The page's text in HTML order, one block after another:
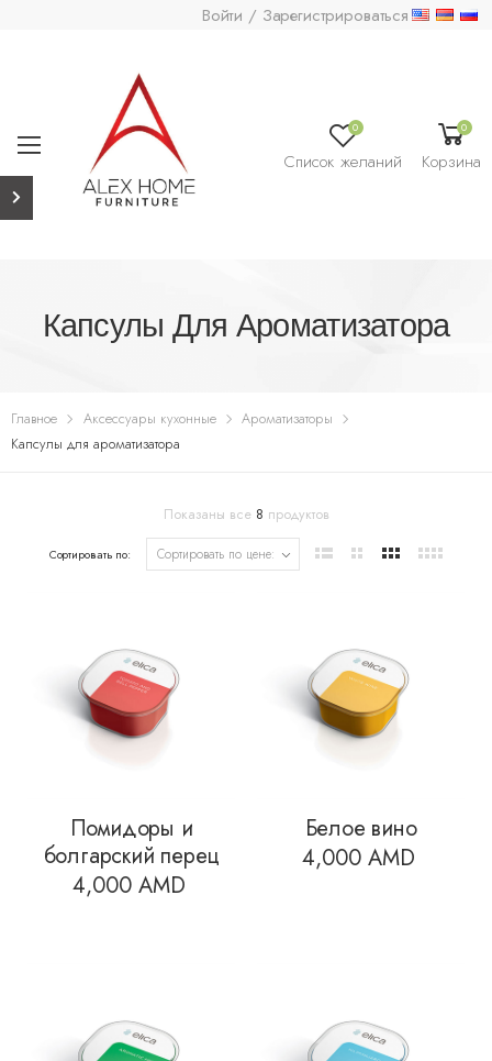
Войти / Зарегистрироваться
0
Список желаний
0
Корзина
Капсулы Для Ароматизатора
Главное Аксессуары кухонные
Ароматизаторы
Капсулы для ароматизатора
Показаны все 8 продуктов
Сортировать по:
Помидоры и
болгарский перец
4,000 AMD
Белое вино
4,000 AMD